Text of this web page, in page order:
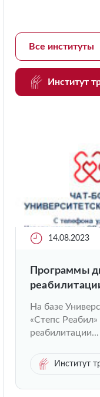
Все институты
Институт
14.08.2023
Программы
На базе
«Степс
реабилитации...
Институт